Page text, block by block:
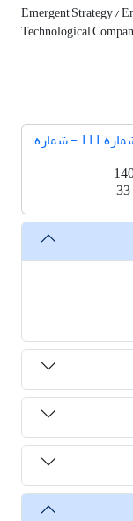
Emergent Strategy /
Technological
دوره 28، شماره 111 - شماره